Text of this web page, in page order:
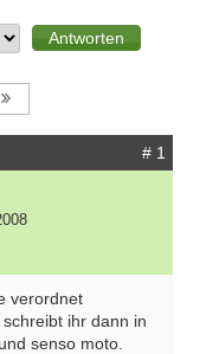
# 1
verordnet
ihr dann in
senso moto.